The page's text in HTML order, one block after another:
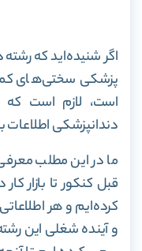
اگر شنیده‌اید که رشته
پزشکی سختی‌های
است، لازم است که
دندانپزشکی اطلاعات
ما در این مطلب
قبل کنکور تا بازار
کرده‌ایم و هر
و آینده شغلی این